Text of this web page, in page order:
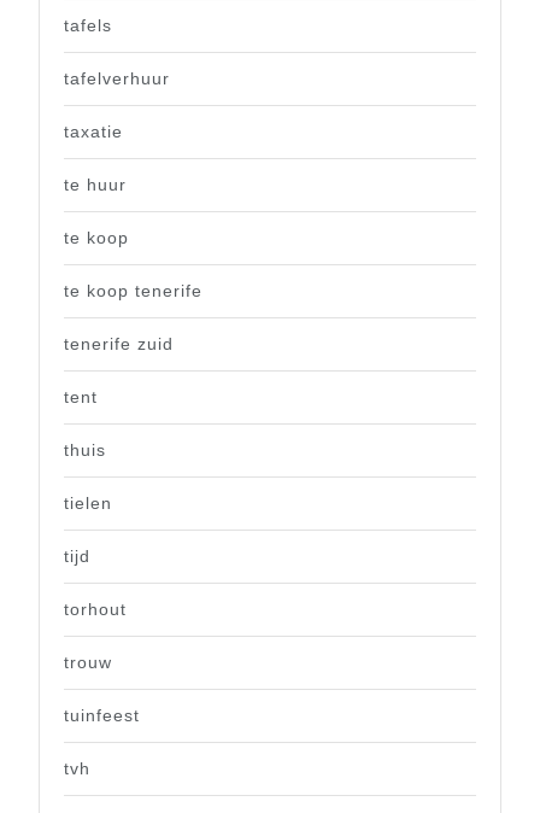
tafels
tafelverhuur
taxatie
te huur
te koop
te koop tenerife
tenerife zuid
tent
thuis
tielen
tijd
torhout
trouw
tuinfeest
tvh